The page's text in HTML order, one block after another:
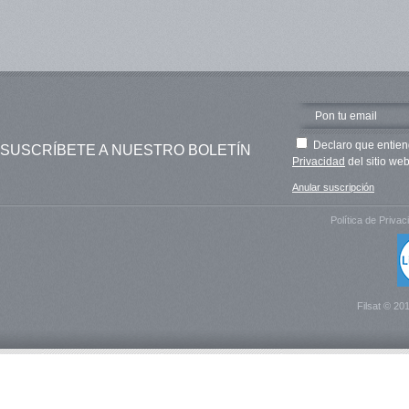
SUSCRÍBETE A NUESTRO BOLETÍN
Declaro que
Privacidad del sitio
Anular suscripción
Política de
Filsat ©